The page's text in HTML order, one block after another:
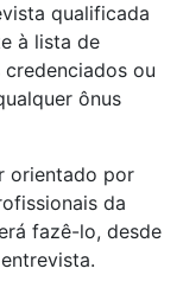
qualificada
à lista de
ou
ônus
orientado por
da
fazê-lo, desde